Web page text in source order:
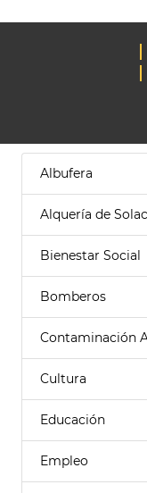
Albufera
Alquería de
Bienestar Social
Bomberos
Contaminación
Cultura
Educación
Empleo